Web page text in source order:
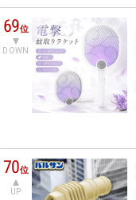
69位
DOWN
70位
UP